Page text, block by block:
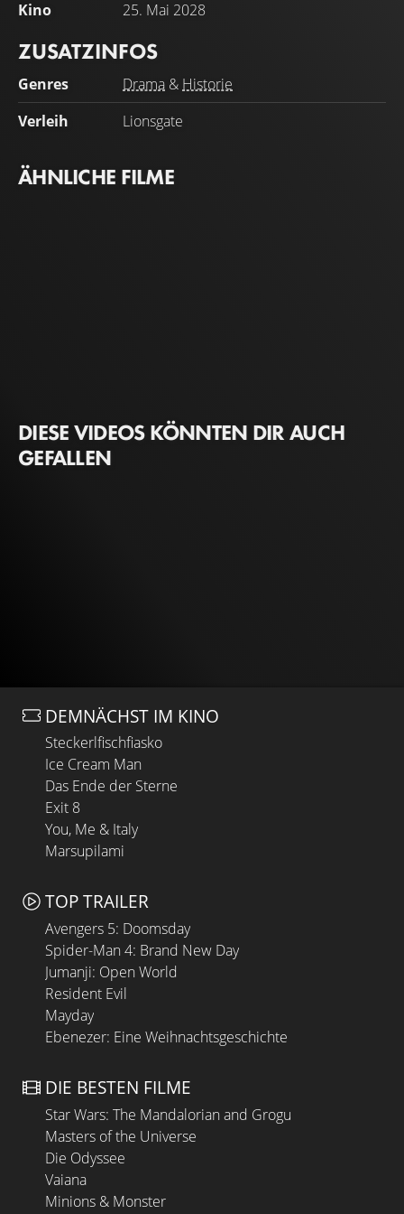
Kino 25. Mai 2028
ZUSATZINFOS
Genres Drama & Historie
Verleih
Lionsgate
ÄHNLICHE FILME
DIESE VIDEOS KÖNNTEN DIR AUCH
GEFALLEN
DEMNÄCHST IM KINO
Steckerlfischfiasko
Ice Cream Man
Das Ende der Sterne
Exit 8
You, Me & Italy
Marsupilami
TOP TRAILER
Avengers 5: Doomsday
Spider-Man 4: Brand New Day
Jumanji: Open World
Resident Evil
Mayday
Ebenezer: Eine Weihnachtsgeschichte
DIE BESTEN FILME
Star Wars: The Mandalorian and Grogu
Masters of the Universe
Die Odyssee
Vaiana
Minions & Monster